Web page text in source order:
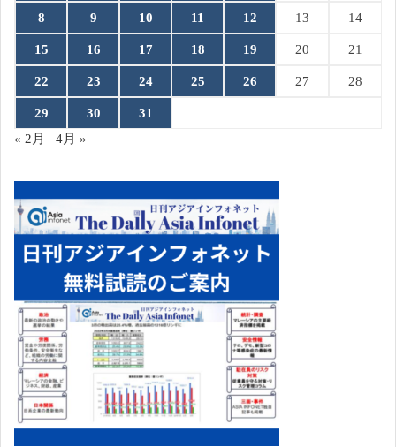
8 9 10 11 12 13 14
15 16 17 18 19 20 21
22 23 24 25 26 27 28
29 30
31
« 2月
4月 »